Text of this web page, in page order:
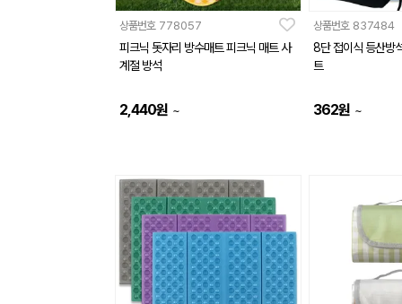
상품번호 778057
피크닉 돗자리 방수매트 피크닉 매트 사
계절 방석
2,440원 ~
상품번호 837484
8단 접이식 등산방
트
362원 ~